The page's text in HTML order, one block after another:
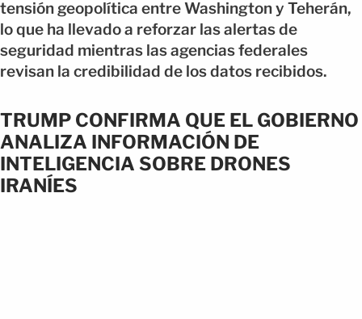
tensión geopolítica entre Washington y Teherán,
lo que ha llevado a reforzar las alertas de
seguridad mientras las agencias federales
revisan la credibilidad de los datos recibidos.
TRUMP CONFIRMA QUE EL GOBIERNO
ANALIZA INFORMACIÓN DE
INTELIGENCIA SOBRE DRONES
IRANÍES